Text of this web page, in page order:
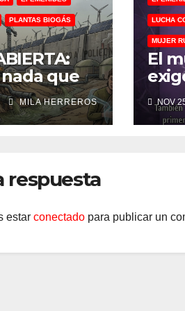
PLANTAS BIOGÁS
que
no
tierra que
MILA HERREROS
LUCHA
MUJER
El
NOV
respuesta
estar conectado para publicar un